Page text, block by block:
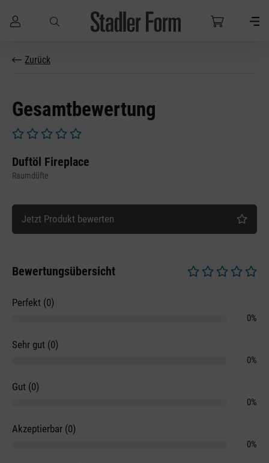
Zum Hauptinhalt springen
Zurück
Gesamtbewertung
Duftöl Fireplace
Raumdüfte
Jetzt Produkt bewerten
Bewertungsübersicht
Perfekt (0)
0%
Sehr gut (0)
0%
Gut (0)
0%
Akzeptierbar (0)
0%